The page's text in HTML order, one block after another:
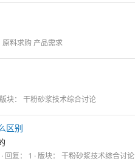
原料求购 产品需求
版块： 干粉砂浆技术综合讨论
区别
回复： 1 版块： 干粉砂浆技术综合讨论